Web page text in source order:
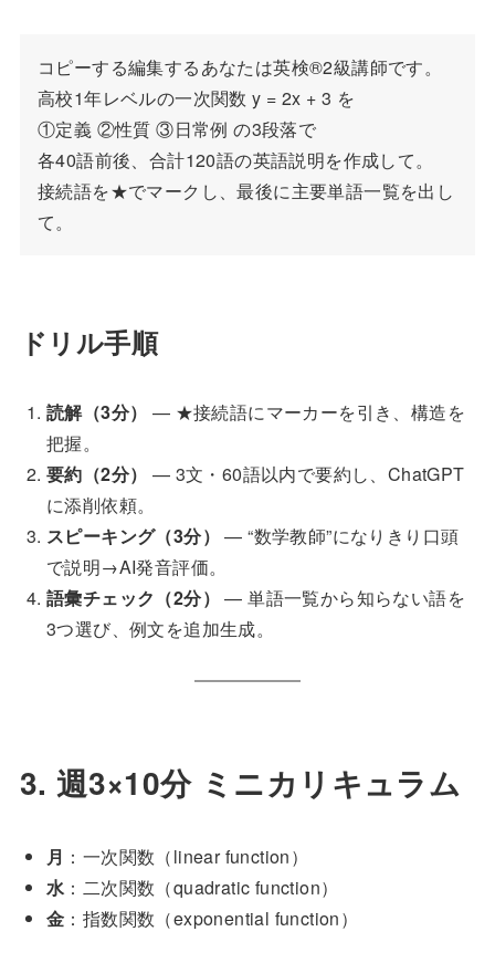
コピーする編集するあなたは英検®️2級講師です。
高校1年レベルの一次関数 y = 2x + 3 を
①定義 ②性質 ③日常例 の3段落で
各40語前後、合計120語の英語説明を作成して。
接続語を★でマークし、最後に主要単語一覧を出し
ドリル手順
読解（3分）
— ★接続語にマーカーを引き、構造を
把握。
要約（2分）
— 3文・60語以内で要約し、ChatGPT
に添削依頼。
スピーキング（3分） — “数学教師”になりきり口頭
で説明→AI発音評価。
語彙チェック（2分） — 単語一覧から知らない語を
3つ選び、例文を追加生成。
3. 週3×10分 ミニカリキュラム
月 ：一次関数（linear function）
水 ：二次関数（quadratic function）
金 ：指数関数（exponential function）